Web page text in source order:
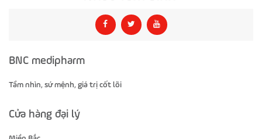
BNC medipharm
Tầm nhìn, sứ mệnh, giá trị cốt lõi
Cửa hàng đại lý